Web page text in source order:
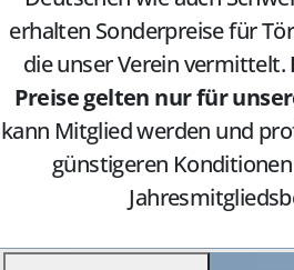
erhalten Sonderpreise für
die unser Verein vermittelt.
Preise gelten nur für
kann Mitglied werden und
günstigeren Konditionen